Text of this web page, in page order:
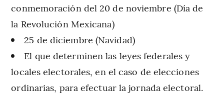
conmemoración del 20 de noviembre (Día de
la Revolución Mexicana)
25 de diciembre (Navidad)
El que determinen las leyes federales y
locales electorales, en el caso de elecciones
ordinarias, para efectuar la jornada electoral.